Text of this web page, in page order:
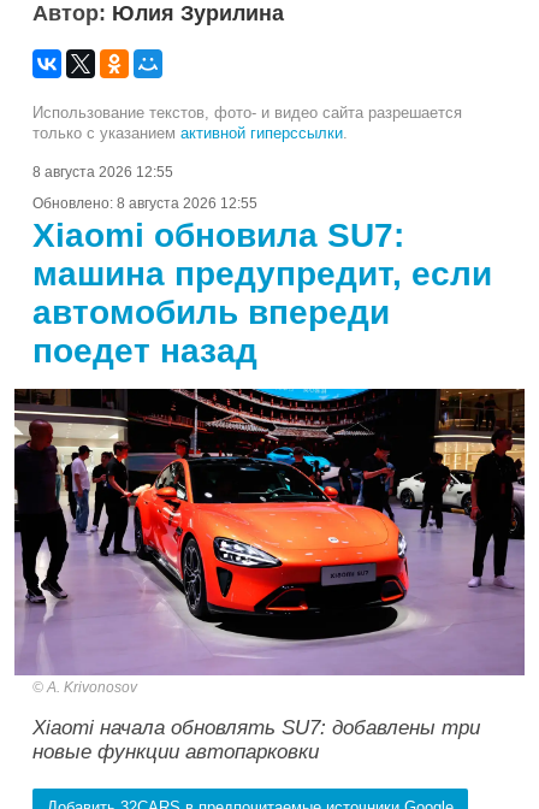
Автор: Юлия Зурилина
Использование текстов, фото- и видео сайта разрешается
только с указанием активной гиперссылки
8 августа 2026 12:55
Обновлено: 8 августа 2026 12:55
Xiaomi обновила SU7:
машина предупредит, если
автомобиль впереди
поедет назад
A. Krivonosov
Xiaomi начала обновлять SU7: добавлены три
новые функции автопарковки